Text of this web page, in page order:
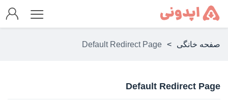
صفحه خانگی >
Default Redirect Page
Default Redirect Page